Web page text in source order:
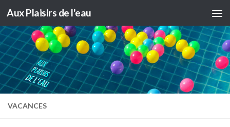
Skip to content
Aux Plaisirs de l'eau
VACANCES